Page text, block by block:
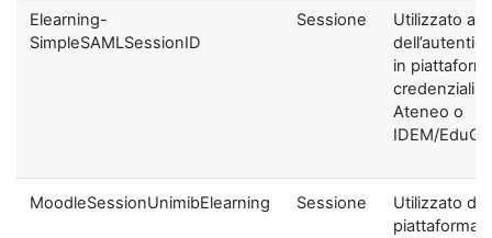
Elearning-
SimpleSAMLSessionID
Sessione
Utilizzato ai
in
credenziali di
Ateneo o
IDEM/
MoodleSessionUnimibElearning Sessione
Utilizzato
piattaforma